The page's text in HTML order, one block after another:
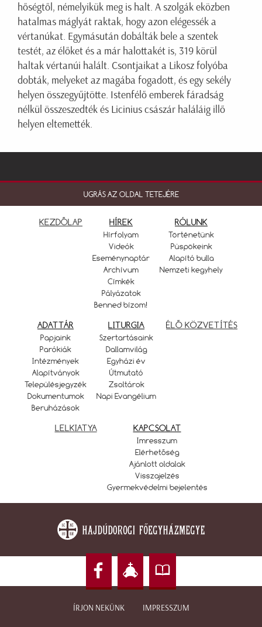
hőségtől, némelyikük meg is halt. A szolgák eközben
hatalmas máglyát raktak, hogy azon elégessék a
vértanúkat. Egymásután dobálták bele a szentek
testét, az élőket és a már halottakét is, 319 körül
haltak vértanúi halált. Csontjaikat a Likosz folyóba
dobták, melyeket az magába fogadott, és egy sekély
helyen összegyűjtötte. Istenfélő emberek fáradság
nélkül összeszedték és Licinius császár haláláig illő
helyen eltemették.
UGRÁS AZ OLDAL TETEJÉRE
KEZDŐLAP HÍREK
Hírfolyam
Videók
Eseménynaptár
Archívum
Címkék
Pályázatok
Benned bízom!
RÓLUNK
Történetünk
Püspökeink
Alapító bulla
Nemzeti kegyhely
ADATTÁR
Papjaink
Parókiák
Intézmények
Alapítványok
Településjegyzék
Dokumentumok
Beruházások
LITURGIA
Szertartásaink
Dallamvilág
Egyházi év
Útmutató
Zsoltárok
Napi Evangélium
ÉLŐ KÖZVETÍTÉS
LELKIATYA KAPCSOLAT
Imresszum
Elérhetőség
Ajánlott oldalak
Visszajelzés
Gyermekvédelmi bejelentés
ÍRJON NEKÜNK IMPRESSZUM